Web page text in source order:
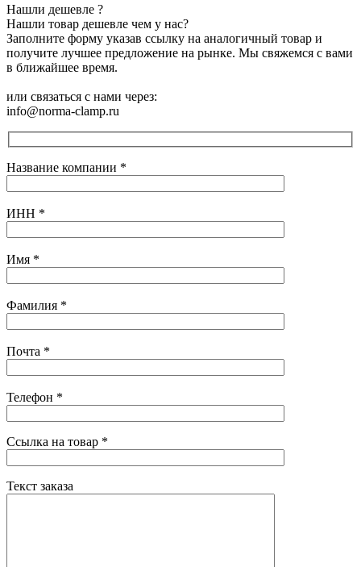
Нашли дешевле ?
Нашли товар дешевле чем у нас?
Заполните форму указав ссылку на аналогичный товар и
получите лучшее предложение на рынке. Мы свяжемся с вами
в ближайшее время.
или связаться с нами через:
info@norma-clamp.ru
Название компании *
ИНН *
Имя *
Фамилия *
Почта *
Телефон *
Ссылка на товар *
Текст заказа